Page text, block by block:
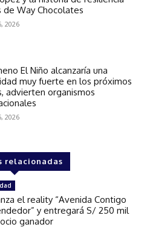
de Way Chocolates
2026
El Niño alcanzaría una
muy fuerte en los próximos
advierten organismos
2026
relacionadas
el reality “Avenida Contigo
y entregará S/ 250 mil
ganador